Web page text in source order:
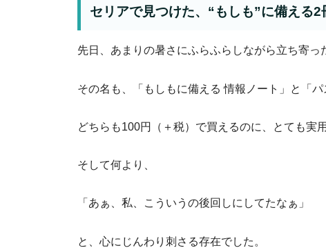
セリアで見つけた、“もしも”に備える2
先日、あまりの暑さにふらふらしながら立ち寄っ
その名も、「もしもに備える 情報ノート」と「パ
どちらも100円（＋税）で買えるのに、とても実用
そして何より、
「あぁ、私、こういうの後回しにしてたなぁ」
と、心にじんわり刺さる存在でした。